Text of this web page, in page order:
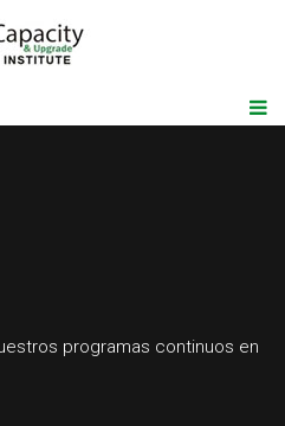
programas continuos en